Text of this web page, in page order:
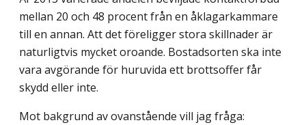
mellan 20 och 48 procent från en åklagarkammare
till en annan. Att det föreligger stora skillnader är
naturligtvis mycket oroande. Bostadsorten ska inte
vara avgörande för huruvida ett brottsoffer får
skydd eller inte.
Mot bakgrund av ovanstående vill jag fråga: